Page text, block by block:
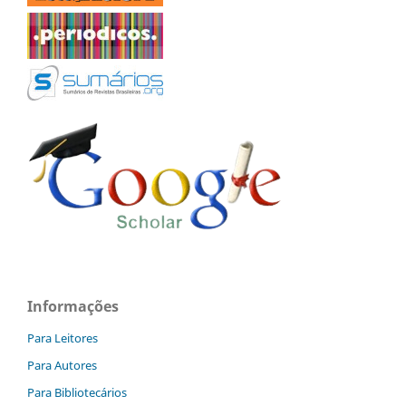
Informações
Para Leitores
Para Autores
Para Bibliotecários